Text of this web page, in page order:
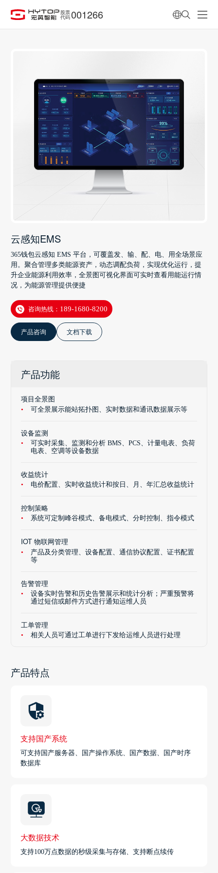
股票
代码 001266
云感知EMS
365钱包云感知 EMS 平台，可覆盖发、输、配、电、用全场景应
用。聚合管理多类能源资产，动态调配负荷，实现优化运行，提
升企业能源利用效率，全景图可视化界面可实时查看用能运行情
况，为能源管理提供便捷
咨询热线： 189-1680-8200
产品咨询 文档下载
产品功能
项目全景图
可全景展示能站拓扑图、实时数据和通讯数据展示等
设备监测
可实时采集、监测和分析 BMS、PCS、计量电表、负荷
电表、空调等设备数据
收益统计
电价配置、实时收益统计和按日、月、年汇总收益统计
控制策略
系统可定制峰谷模式、备电模式、分时控制、指令模式
IOT 物联网管理
产品及分类管理、设备配置、通信协议配置、证书配置
等
告警管理
设备实时告警和历史告警展示和统计分析；严重预警将
通过短信或邮件方式进行通知运维人员
工单管理
相关人员可通过工单进行下发给运维人员进行处理
产品特点
支持国产系统
可支持国产服务器、国产操作系统、国产数据、国产时序
数据库
大数据技术
支持100万点数据的秒级采集与存储、支持断点续传